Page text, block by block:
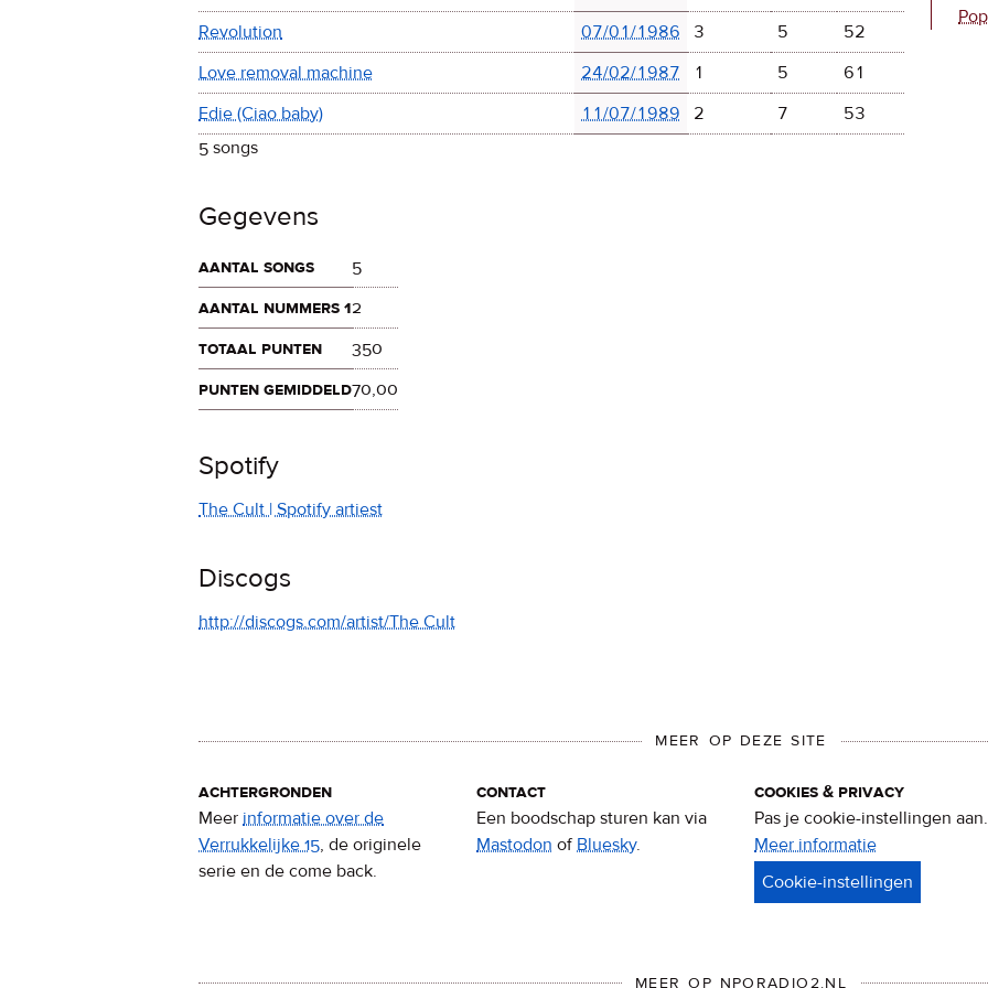
Revolution
07/01/1986 3 5
52
Love removal machine
24/02/1987 1 5
61
Edie(Ciao baby) 11/07/1989 2 7
53
5 songs
Gegevens
aantal songs
5
aantal nummers 12
totaal punten
350
punten gemiddeld70,00
Spotify
The Cult | Spotify artiest
Discogs
http://discogs.com/artist/The Cult
MEER OP DEZE SITE
achtergronden
Meer informatie over de
Verrukkelijke 15, de originele
serie en de come back.
contact
Een boodschap sturen kan via
Mastodon ofBluesky.
cookies & privacy
Pas je cookie-instellingen aan.
Meer informatie
&
MEER OP NPORADIO2.NL